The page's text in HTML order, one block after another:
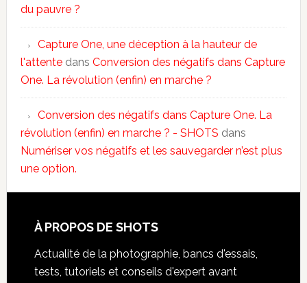
du pauvre ?
Capture One, une déception à la hauteur de
l'attentedans Conversion des négatifs dans Capture
One. La révolution (enfin) en marche ?
Conversion des négatifs dans Capture One. La
révolution (enfin) en marche ? - SHOTS dans
Numériser vos négatifs et les sauvegarder n’est plus
une option.
À PROPOS DE SHOTS
Actualité de la photographie, bancs d'essais,
tests, tutoriels et conseils d'expert avant